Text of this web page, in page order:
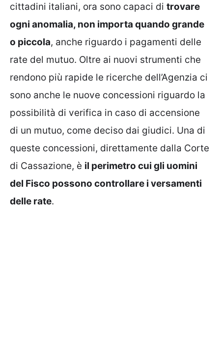
cittadini italiani, ora sono capaci di trovare
ogni anomalia, non importa quando grande
o piccola, anche riguardo i pagamenti delle
rate del mutuo. Oltre ai nuovi strumenti che
rendono più rapide le ricerche dell’Agenzia ci
sono anche le nuove concessioni riguardo la
possibilità di verifica in caso di accensione
di un mutuo, come deciso dai giudici. Una di
queste concessioni, direttamente dalla Corte
di Cassazione, è il perimetro cui gli uomini
del Fisco possono controllare i versamenti
delle rate.